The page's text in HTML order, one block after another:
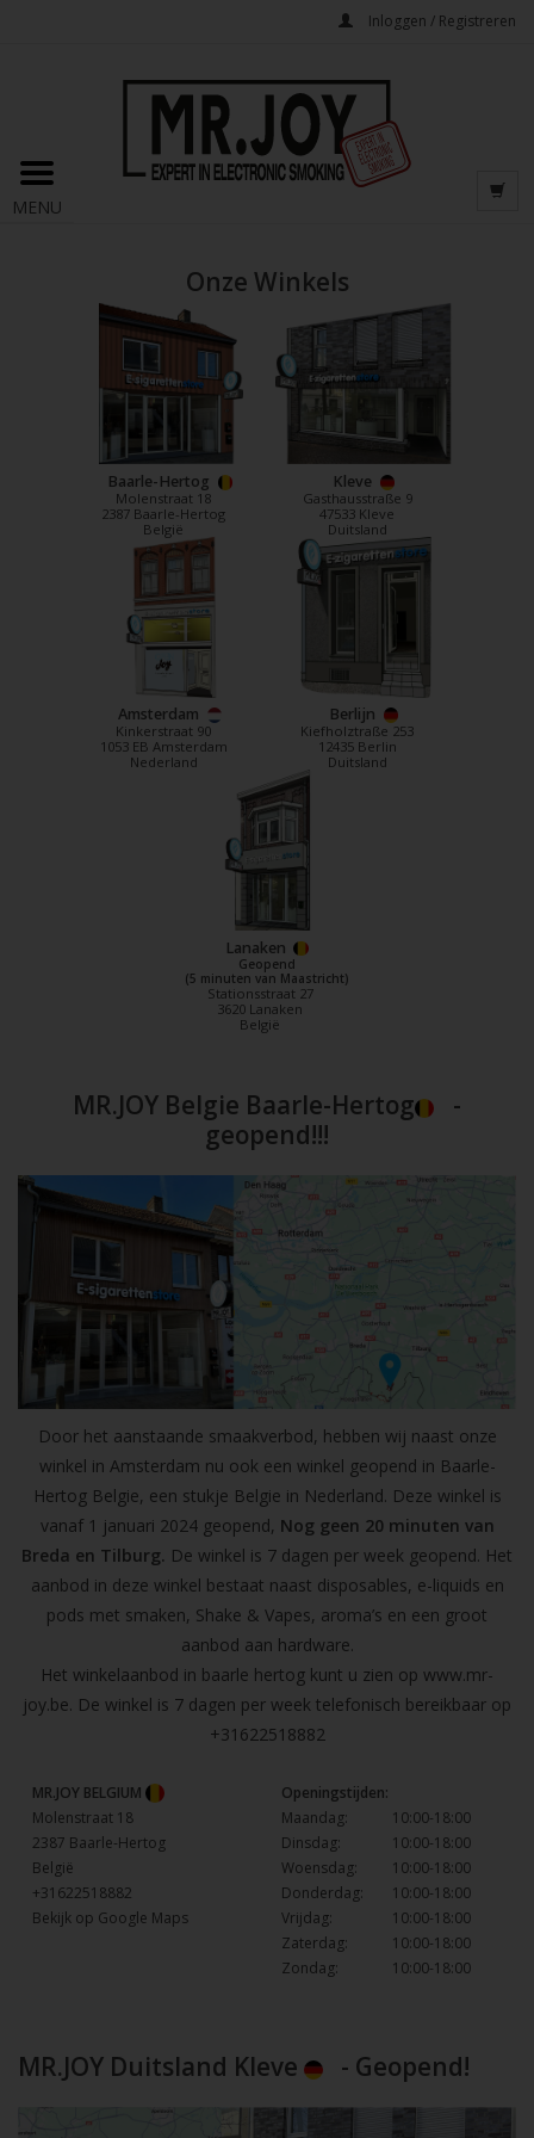
Inloggen / Registreren
MENU
Onze Winkels
Baarle-Hertog
Molenstraat 18
2387 Baarle-Hertog
België
Kleve
Gasthausstraße 9
47533 Kleve
Duitsland
Amsterdam
Kinkerstraat 90
1053 EB Amsterdam
Nederland
Berlijn
Kiefholztraße 253
12435 Berlin
Duitsland
Lanaken
Geopend
(5 minuten van Maastricht)
Stationsstraat 27
3620 Lanaken
België
MR.JOY Belgie Baarle-Hertog
-
geopend!!!
Door het aanstaande smaakverbod, hebben wij naast onze
winkel in Amsterdam nu ook een winkel geopend in Baarle-
Hertog Belgie, een stukje Belgie in Nederland. Deze winkel is
vanaf 1 januari 2024 geopend, Nog geen 20 minuten van
Breda en Tilburg. De winkel is 7 dagen per week geopend. Het
aanbod in deze winkel bestaat naast disposables, e-liquids en
pods met smaken, Shake & Vapes, aroma’s en een groot
aanbod aan hardware.
Het winkelaanbod in baarle hertog kunt u zien op www.mr-
joy.be. De winkel is 7 dagen per week telefonisch bereikbaar op
+31622518882
MR.JOY BELGIUM
Molenstraat 18
2387 Baarle-Hertog
België
+31622518882
Bekijk op Google Maps
Openingstijden:
Maandag:
10:00-18:00
Dinsdag:
10:00-18:00
Woensdag:
10:00-18:00
Donderdag:
10:00-18:00
Vrijdag:
10:00-18:00
Zaterdag:
10:00-18:00
Zondag:
10:00-18:00
MR.JOY Duitsland Kleve - Geopend!